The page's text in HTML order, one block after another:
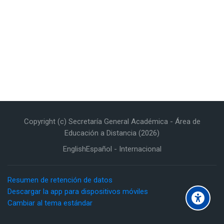
Copyright (c) Secretaría General Académica - Área de
Educación a Distancia (2026)
EnglishEspañol - Internacional
Resumen de retención de datos
Descargar la app para dispositivos móviles
Cambiar al tema estándar